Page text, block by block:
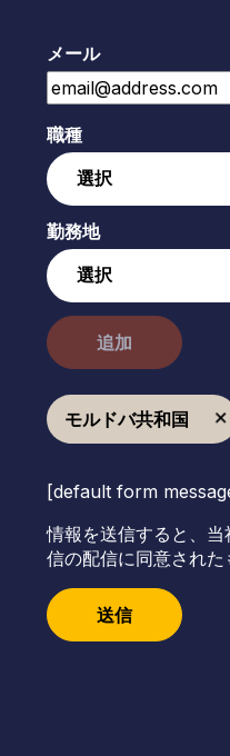
メール
職種
勤務地
追加
モルドバ共和国
[default form
情報を送信すると、
信の配信に同意された
送信